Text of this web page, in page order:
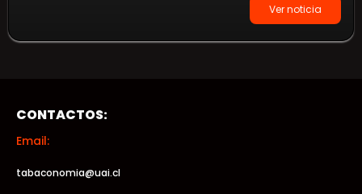
Ver noticia
CONTACTOS:
Email:
tabaconomia@uai.cl